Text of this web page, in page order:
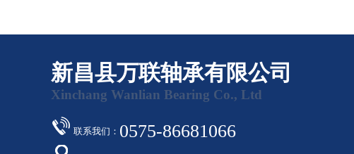
新昌县万联轴承有限公司
Xinchang Wanlian Bearing Co., Ltd
联系我们： 0575-86681066